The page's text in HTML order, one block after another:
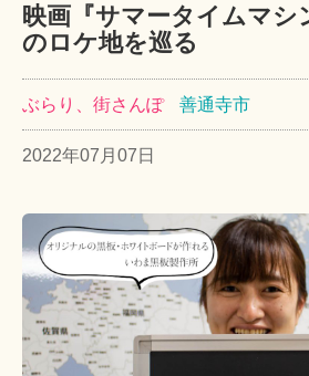
映画『サマータイムマシ
のロケ地を巡る
ぶらり、街さんぽ 善通寺市
2022年07月07日